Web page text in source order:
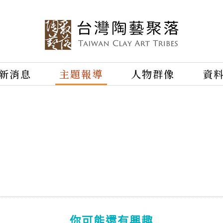
消息 主題報導 人物群像 資